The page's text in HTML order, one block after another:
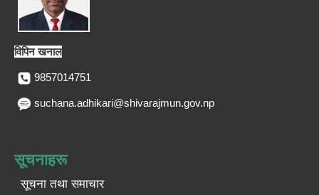
विपिन खनाल
9857014751
suchana.adhikari@shivarajmun.gov.np
सूचनाहरू
सूचना तथा समाचार